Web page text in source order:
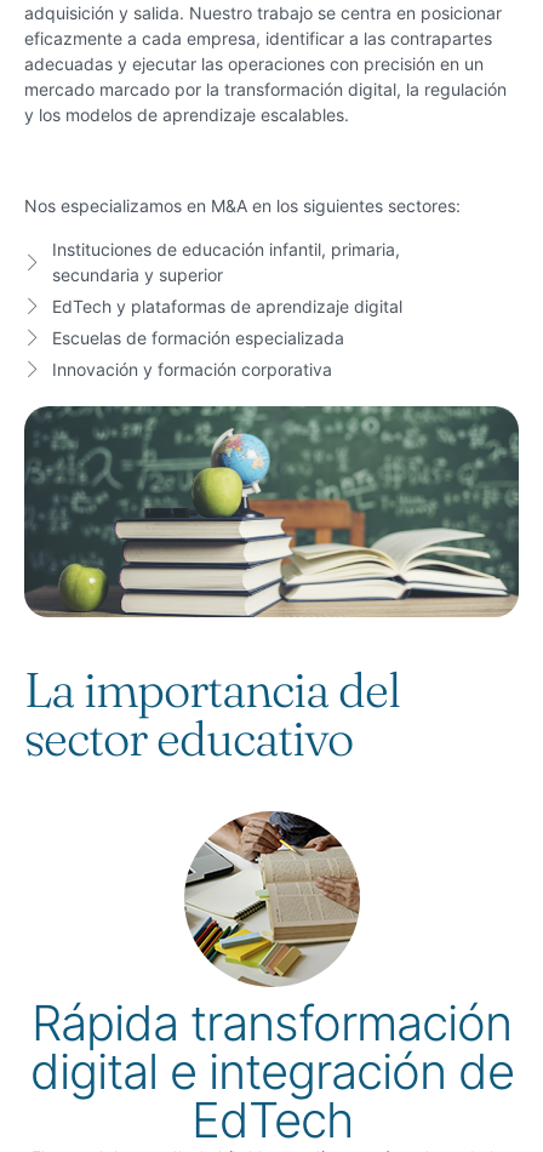
adquisición y salida. Nuestro trabajo se centra en posicionar
eficazmente a cada empresa, identificar a las contrapartes
adecuadas y ejecutar las operaciones con precisión en un
mercado marcado por la transformación digital, la regulación
y los modelos de aprendizaje escalables.
Nos especializamos en M&A en los siguientes sectores:
Instituciones de educación infantil, primaria,
secundaria y superior
EdTech y plataformas de aprendizaje digital
Escuelas de formación especializada
Innovación y formación corporativa
La importancia del
sector educativo
Rápida transformación
digital e integración de
EdTech